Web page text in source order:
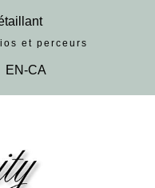
et perceurs